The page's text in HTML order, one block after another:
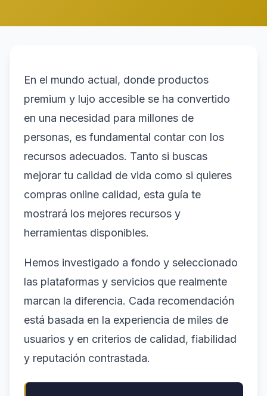
En el mundo actual, donde productos
premium y lujo accesible se ha convertido
en una necesidad para millones de
personas, es fundamental contar con los
recursos adecuados. Tanto si buscas
mejorar tu calidad de vida como si quieres
compras online calidad, esta guía te
mostrará los mejores recursos y
herramientas disponibles.
Hemos investigado a fondo y seleccionado
las plataformas y servicios que realmente
marcan la diferencia. Cada recomendación
está basada en la experiencia de miles de
usuarios y en criterios de calidad, fiabilidad
y reputación contrastada.